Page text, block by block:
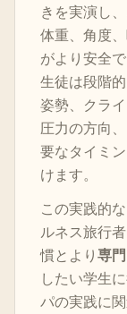
きを実演し
体重、角度
がより安全
生徒は段階
姿勢、クラ
圧力の方向
要なタイミ
けます。
この実践的
ルネス旅行
慣とより専門
したい学生
パの実践に